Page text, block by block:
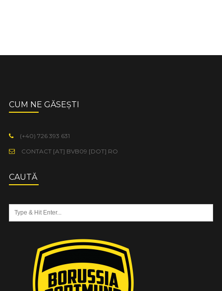
CUM NE GĂSEȘTI
(+40) 726 393 631
CONTACT [AT] BVB09 [DOT] RO
CAUTĂ